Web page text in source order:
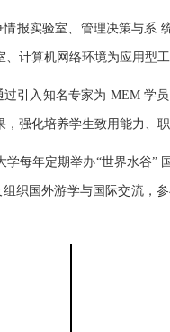
报实验室、管理决策与系
计算机网络环境为应用型
过引入知名专家为 MEM 学
强化培养学生致用能力、
学每年定期举办“世界水谷”
织国外游学与国际交流，